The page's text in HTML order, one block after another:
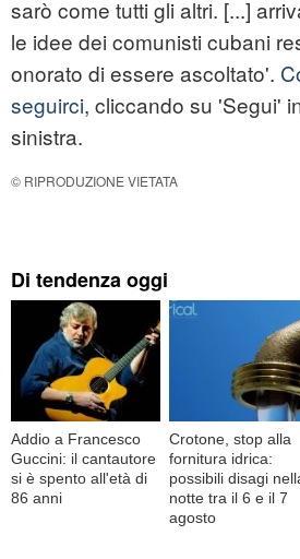
sarò come tutti gli altri. [...]
le idee dei comunisti cubani
onorato di essere ascoltato'.
seguirci, cliccando su 'Segui'
sinistra.
© RIPRODUZIONE VIETATA
Di tendenza oggi
Addio a Francesco
Guccini: il cantautore
si è spento all'età di
86 anni
Crotone, stop alla
fornitura idrica:
possibili disagi
notte tra il 6 e il 7
agosto